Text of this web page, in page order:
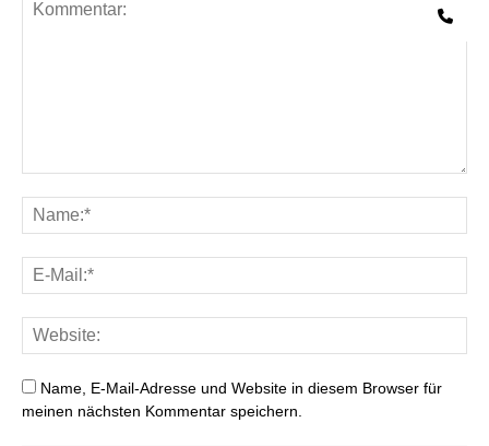
Name, E-Mail-Adresse und Website in diesem Browser für
meinen nächsten Kommentar speichern.